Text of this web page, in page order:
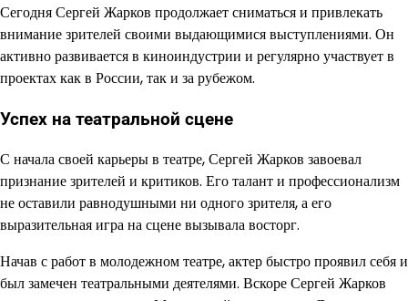
Сегодня Сергей Жарков продолжает сниматься и привлекать
внимание зрителей своими выдающимися выступлениями. Он
активно развивается в киноиндустрии и регулярно участвует в
проектах как в России, так и за рубежом.
Успех на театральной сцене
С начала своей карьеры в театре, Сергей Жарков завоевал
признание зрителей и критиков. Его талант и профессионализм
не оставили равнодушными ни одного зрителя, а его
выразительная игра на сцене вызывала восторг.
Начав с работ в молодежном театре, актер быстро проявил себя и
был замечен театральными деятелями. Вскоре Сергей Жарков